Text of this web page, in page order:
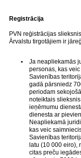
Registrācija
PVN reģistrācijas
Ārvalstu tirgotājiem ir
Ja neapliekamās
personas, kas
Savienības
gadā pārsniedz
periodam
noteiktais
ieņēmumu
dienesta ar
Neapliekamā
kas veic
Savienības
latu (10 000 eiro),
citas preču